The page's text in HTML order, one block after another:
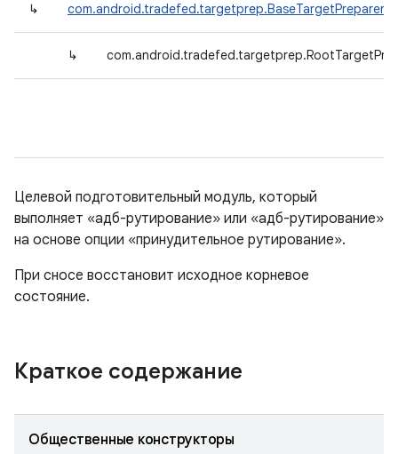
↳ com.android.tradefed.targetprep.BaseTargetPreparer
↳
Целевой подготовительный модуль, который
выполняет «адб-рутирование» или «адб-рутирование»
на основе опции «принудительное рутирование».
При сносе восстановит исходное корневое
состояние.
Краткое содержание
Общественные конструкторы